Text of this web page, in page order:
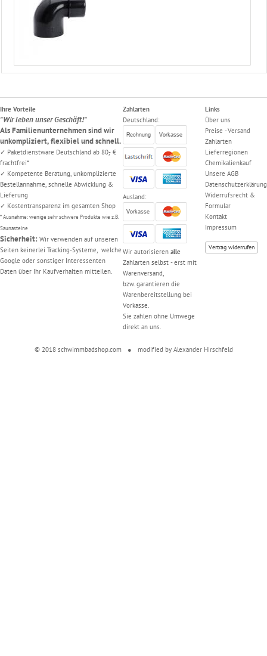
Ihre Vorteile
"Wir leben unser Geschäft!"
Als Familienunternehmen sind wir
unkompliziert, flexibiel und schnell.
✓ Paketdienstware Deutschland ab 80,- €
frachtfrei*
✓ Kompetente Beratung, unkomplizierte
Bestellannahme, schnelle Abwicklung &
Lieferung
✓ Kostentransparenz im gesamten Shop
* Ausnahme: wenige sehr schwere Produkte wie z.B.
Saunasteine
Sicherheit: Wir verwenden auf unseren
Seiten keinerlei Tracking-Systeme, welche
Google oder sonstiger Interessenten
Daten über Ihr Kaufverhalten mitteilen.
Zahlarten
Deutschland:
Ausland:
Wir autorisierenalle
Zahlarten selbst - erst mit
Warenversand,
bzw. garantieren die
Warenbereitstellung bei
Vorkasse.
Sie zahlen ohne Umwege
direkt an uns.
Links
Über uns
Preise - Versand
Zahlarten
Lieferregionen
Chemikalienkauf
Unsere AGB
Datenschutzerklärung
Widerrufsrecht &
Formular
Kontakt
Impressum
Vertrag widerrufen
© 2018 schwimmbadshop.com ● modified by Alexander Hirschfeld